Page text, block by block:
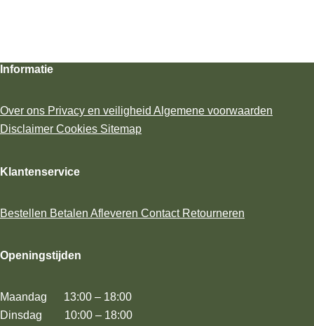
Informatie
Over ons Privacy en veiligheid Algemene voorwaarden
Disclaimer Cookies Sitemap
Klantenservice
Bestellen Betalen Afleveren Contact Retourneren
Openingstijden
Maandag 13:00 – 18:00
Dinsdag 10:00 – 18:00